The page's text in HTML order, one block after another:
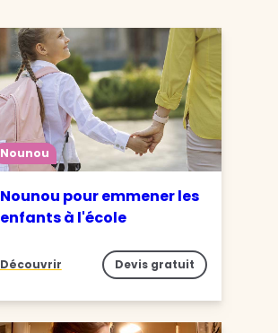
Nounou
Nounou pour emmener les
enfants à l'école
Découvrir Devis gratuit